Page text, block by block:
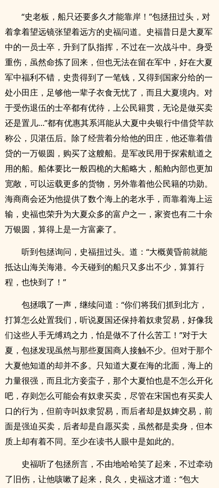
“史老板，船只还要多久才能靠岸！”包拯扭过头，对
着拿着望远镜张望着远方的史福问道。史福昔日是大夏军
中的一员士卒，升到了队指挥，不过在一次战斗中。身受
重伤，虽然命拣了回来，但也无法在留在军中，好在大夏
军中福利不错，史贵得到了一笔钱，又得到国家分给的一
处小田庄，足够他一辈子衣食无忧了，而且大夏境内。对
于受伤退伍的士卒都有优待，上公民籍贯，无论是做买卖
还是置儿…”都有优惠其系洱能从大夏中央银行中借贷竿款
称公，贝湛伍后。除了经营着分给他的田庄，他还靠着借
贷的一万银圆，购买了这艘船。是军改民用于探索航道之
用的船。船体要比一般四桅的大船略大，船舱内部也更加
宽敞，可以运载更多的货物，另外靠着他公民籍的功勋。
海商商会还为他提供了数个海上的老水手，而靠着海上运
输，史福也荣升为大夏众多的富户之一，家资也有二十余
万银圆，算得上是一方富豪了。
听到包拯询问，史福扭过头。道：“大概黄昏前就能
抵达山海关海港。今天碰到的船只又多出不少，算算行
程，也快到了！”
包拯哦了一声，继续问道：“你们将我们抓到北方，
打算怎么处置我们，听说夏国还保持着奴隶贸易，好像我
们这些人手无缚鸡之力，怕是做不了什么苦工！”对于大
夏，包拯发现虽然与那些夏国商人接触不少。但对于那个
大夏他知道的却并不多。只知道大夏在海的北面，海上的
力量很强，而且北方妾蛮子，那个大夏怕也是不怎么开化
吧，存则怎么可能会有奴隶买卖，尽管在宋国也有买卖人
口的行为，但前寺叫奴隶贸易，而后者却是奴婢交易，前
面是强迫买卖，后者却是自愿买卖，虽然都是卖身，但本
质上却有着不同。至少在读书人眼中是如此的。
史福听了包拯所言，不由地哈哈笑了起来，不过牵动
了旧伤，让他咳嗽了起来，良久，史福这才道：“包大